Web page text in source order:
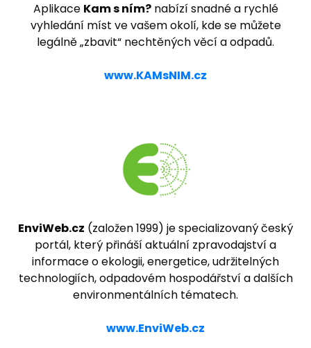
Aplikace Kam s ním?nabízí snadné a rychlé
vyhledání míst ve vašem okolí, kde se můžete
legálně „zbavit“ nechtěných věcí a odpadů.
www.KAMsNIM.cz
EnviWeb.cz (založen 1999) je specializovaný český
portál, který přináší aktuální zpravodajství a
informace o ekologii, energetice, udržitelných
technologiích, odpadovém hospodářství a dalších
environmentálních tématech.
www.EnviWeb.cz